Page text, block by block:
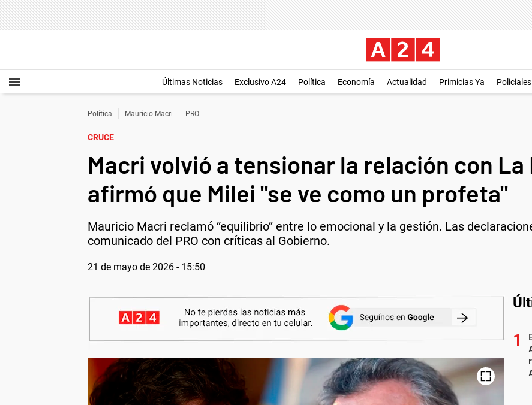
Últimas Noticias Exclusivo A24 Política Economía Actualidad Primicias Ya Policiales
Política Mauricio Macri PRO
CRUCE
Macri volvió a tensionar la relación con
afirmó que Milei "se ve como un profeta"
Mauricio Macri reclamó “equilibrio” entre lo emocional y la gestión. Las
comunicado del PRO con críticas al Gobierno.
21 de mayo de 2026 - 15:50